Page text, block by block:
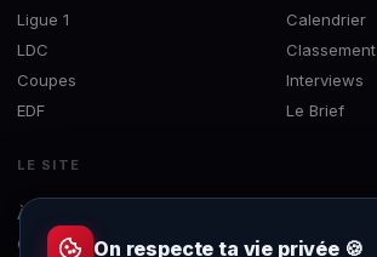
Ligue 1
LDC
Coupes
EDF
Calendrier
Classement
Interviews
Le Brief
LE SITE
À propos
Concours
On respecte ta vie privée 🍪